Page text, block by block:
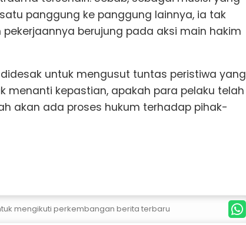
panggung ke panggung lainnya, ia tak
berujung pada aksi main hakim
untuk mengusut tuntas peristiwa yang
menanti kepastian, apakah para pelaku telah
akan ada proses hukum terhadap pihak-
mengikuti perkembangan berita terbaru